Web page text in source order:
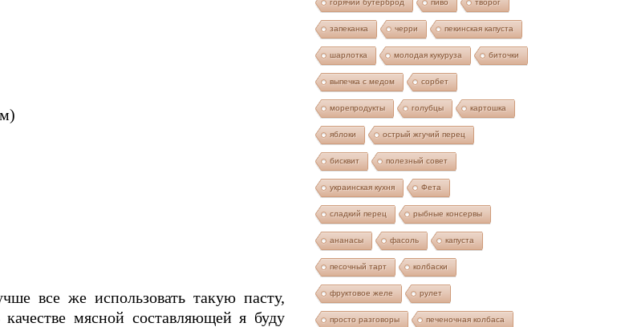
все же использовать такую пасту,
мясной составляющей я буду
горячий бутерброд пиво творог
запеканка черри пекинская капуста
шарлотка молодая кукуруза биточки
выпечка с медом сорбет
морепродукты голубцы картошка
яблоки острый жгучий перец
бисквит полезный совет
украинская кухня Фета
сладкий перец рыбные консервы
ананасы фасоль капуста
песочный тарт колбаски
фруктовое желе рулет
просто разговоры печеночная колбаса